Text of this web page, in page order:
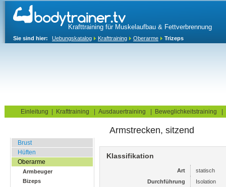
Krafttraining für Muskelaufbau & Fettverbrennung
Sie sind hier: Uebungskatalog Krafttraining Oberarme Trizeps
Einleitung Krafttraining Ausdauertraining Beweglichkeitstraining
Brust
Hüften
Oberarme
Armbeuger
Bizeps
Armstrecken, sitzend
Klassifikation
Art
statisch
Durchführung
Isolation